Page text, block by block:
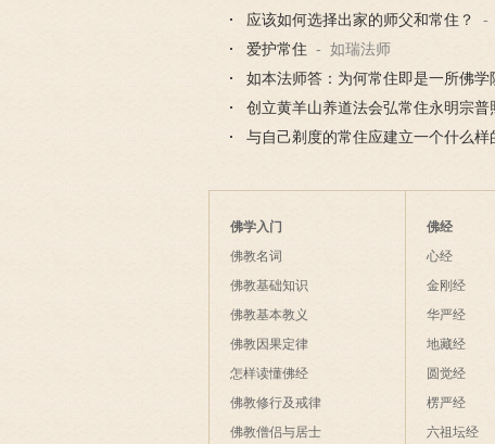
应该如何选择出家的师父和常住？
-
爱护常住 - 如瑞法师
如本法师答：为何常住即是一所佛学
创立黄羊山养道法会弘常住永明宗普
与自己剃度的常住应建立一个什么样
佛学入门
佛教名词
佛教基础知识
佛教基本教义
佛教因果定律
怎样读懂佛经
佛教修行及戒律
佛教僧侣与居士
佛经
心经
金刚经
华严经
地藏经
圆觉经
楞严经
六祖坛经